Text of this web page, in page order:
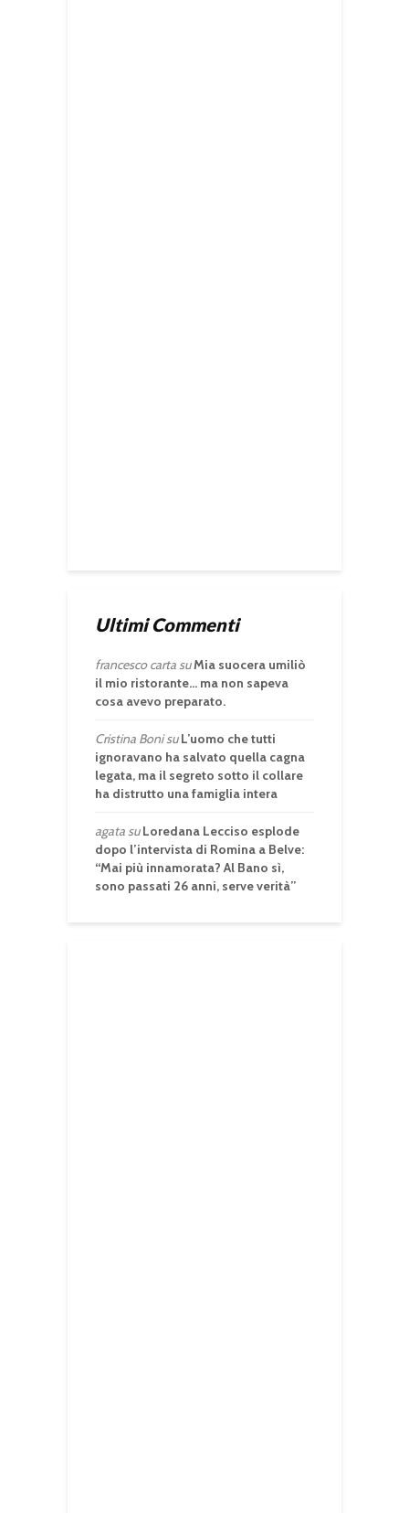
Ultimi Commenti
francesco cartasuMia suocera umiliò
il mio ristorante… ma non sapeva
cosa avevo preparato.
Cristina BonisuL’uomo che tutti
ignoravano ha salvato quella cagna
legata, ma il segreto sotto il collare
ha distrutto una famiglia intera
agatasuLoredana Lecciso esplode
dopo l’intervista di Romina a Belve:
“Mai più innamorata? Al Bano sì,
sono passati 26 anni, serve verità”